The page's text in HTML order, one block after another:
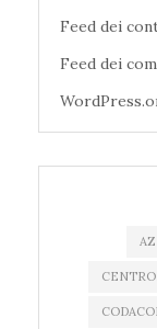
Feed dei
Feed dei